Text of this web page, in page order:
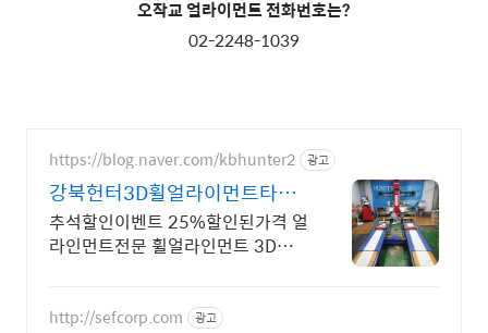
오작교 얼라이먼트 전화번호는?
02-2248-1039
https://blog.naver.com/kbhunter2 광고
강북헌터3D휠얼라이먼트타이
어
추석할인이벤트 25%할인된가격 얼
라인먼트전문 휠얼라인먼트 3D얼
http://sefcorp.com 광고